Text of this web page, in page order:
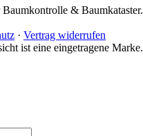
& Baumkataster.
· Vertrag widerrufen
ist eine eingetragene Marke.